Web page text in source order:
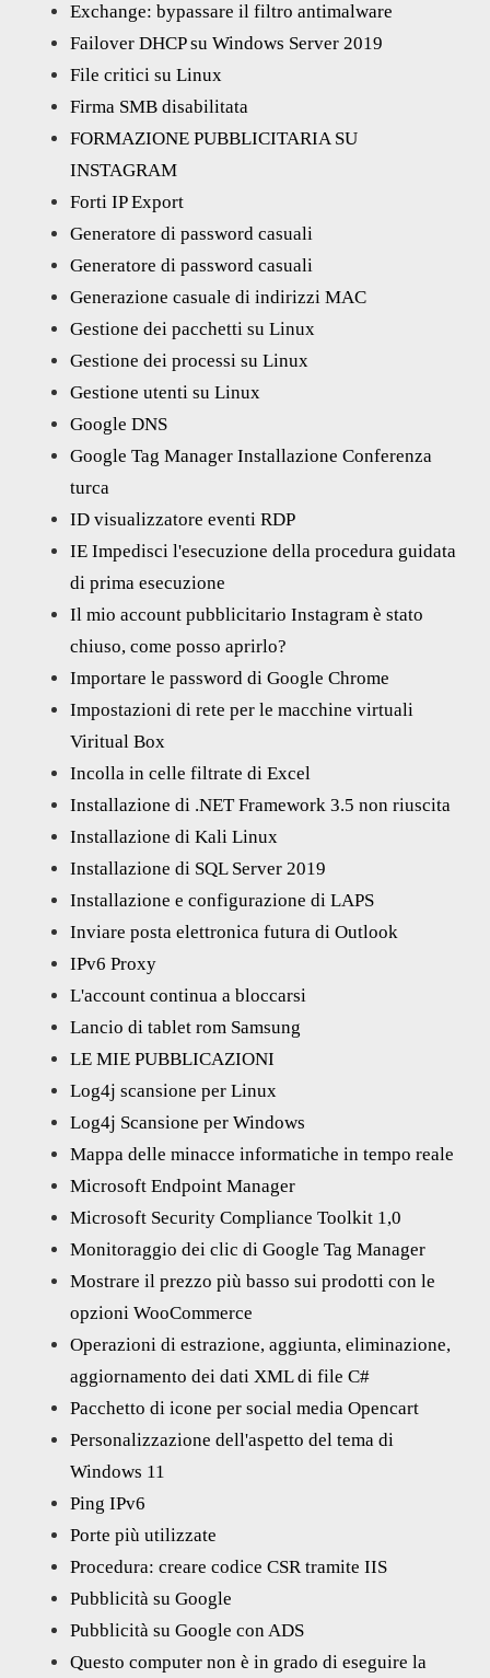
Exchange: bypassare il filtro antimalware
Failover DHCP su Windows Server 2019
File critici su Linux
Firma SMB disabilitata
FORMAZIONE PUBBLICITARIA SU
INSTAGRAM
Forti IP Export
Generatore di password casuali
Generatore di password casuali
Generazione casuale di indirizzi MAC
Gestione dei pacchetti su Linux
Gestione dei processi su Linux
Gestione utenti su Linux
Google DNS
Google Tag Manager Installazione Conferenza
turca
ID visualizzatore eventi RDP
IE Impedisci l'esecuzione della procedura guidata
di prima esecuzione
Il mio account pubblicitario Instagram è stato
chiuso, come posso aprirlo?
Importare le password di Google Chrome
Impostazioni di rete per le macchine virtuali
Viritual Box
Incolla in celle filtrate di Excel
Installazione di .NET Framework 3.5 non riuscita
Installazione di Kali Linux
Installazione di SQL Server 2019
Installazione e configurazione di LAPS
Inviare posta elettronica futura di Outlook
IPv6 Proxy
L'account continua a bloccarsi
Lancio di tablet rom Samsung
LE MIE PUBBLICAZIONI
Log4j scansione per Linux
Log4j Scansione per Windows
Mappa delle minacce informatiche in tempo reale
Microsoft Endpoint Manager
Microsoft Security Compliance Toolkit 1,0
Monitoraggio dei clic di Google Tag Manager
Mostrare il prezzo più basso sui prodotti con le
opzioni WooCommerce
Operazioni di estrazione, aggiunta, eliminazione,
aggiornamento dei dati XML di file C#
Pacchetto di icone per social media Opencart
Personalizzazione dell'aspetto del tema di
Windows 11
Ping IPv6
Porte più utilizzate
Procedura: creare codice CSR tramite IIS
Pubblicità su Google
Pubblicità su Google con ADS
Questo computer non è in grado di eseguire la